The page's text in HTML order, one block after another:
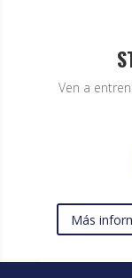
Ven a
Más